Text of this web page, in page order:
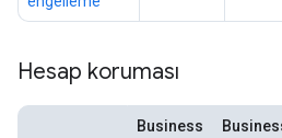
Hesap koruması
Business